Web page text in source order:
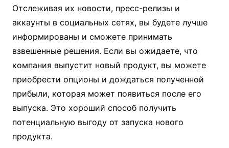
Отслеживая их новости, пресс-релизы и
аккаунты в социальных сетях, вы будете лучше
информированы и сможете принимать
взвешенные решения. Если вы ожидаете, что
компания выпустит новый продукт, вы можете
приобрести опционы и дождаться полученной
прибыли, которая может появиться после его
выпуска. Это хороший способ получить
потенциальную выгоду от запуска нового
продукта.